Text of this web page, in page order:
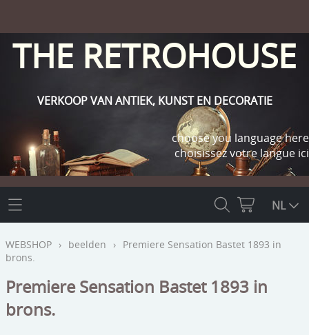
THE RETROHOUSE
VERKOOP VAN ANTIEK, KUNST EN DECORATIE
choose you language here
choisissez votre langue ici
THE RETROHOUSE
WEBSHOP
religie
KLANT WORDEN / INLOGGEN
NL
WEBSHOP › beelden › Premiere Sensation Bastet 1893 in
brons.
Premiere Sensation Bastet 1893 in
brons.